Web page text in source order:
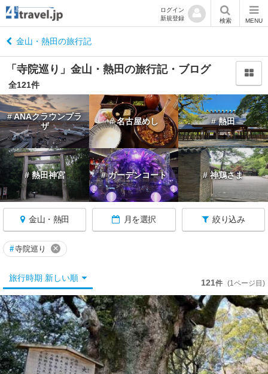
ログイン
新規登録
検索 MENU
金山・熱田の旅行記
「寺院巡り」金山・熱田の旅行記・ブログ
全121件
# ANAクラウンプラ
ザ
# 名古屋めし # 熱田
# 熱田神宮 # ガーデンコート # 神鶏さま
金山・熱田 月を選択 絞り込み
愛
知
へ
戻
る
愛
べ
て
古
屋
金
山
・
熱
田
#寺院巡り ×
旅行時期 新しい順 121件 (1ページ目)